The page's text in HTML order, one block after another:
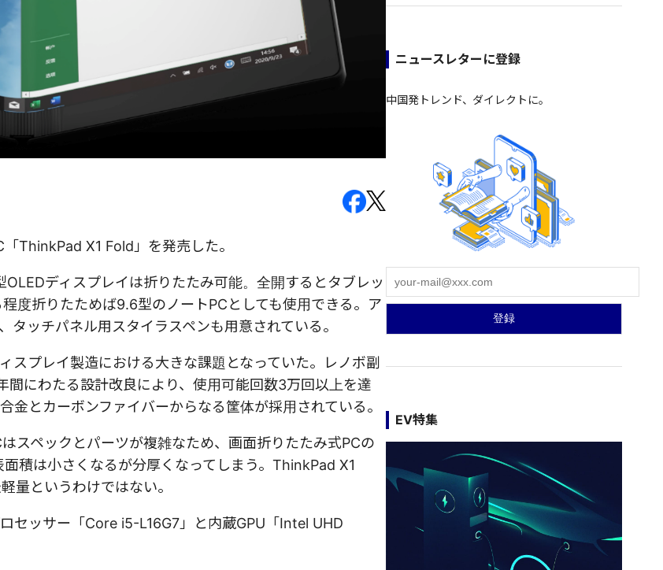
ThinkPad X1 Fold」を発売した。
ディスプレイは折りたたみ可能。全開するとタブレッ
度折りたためば9.6型のノートPCとしても使用できる。ア
ッチパネル用スタイラスペンも用意されている。
スプレイ製造における大きな課題となっていた。レノボ副
にわたる設計改良により、使用可能回数3万回以上を達
とカーボンファイバーからなる筐体が採用されている。
スペックとパーツが複雑なため、画面折りたたみ式PCの
積は小さくなるが分厚くなってしまう。ThinkPad X1
量というわけではない。
セッサー「Core i5-L16G7」と内蔵GPU「Intel UHD
ニュースレターに登録
中国発トレンド、ダイレクトに。
EV特集